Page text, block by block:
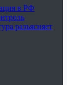
в РФ
разъясняет